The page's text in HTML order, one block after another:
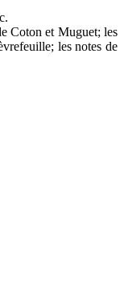
Coton et Muguet; les
les notes de